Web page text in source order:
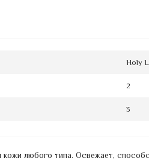
Holy
2
3
любого типа. Освежает,